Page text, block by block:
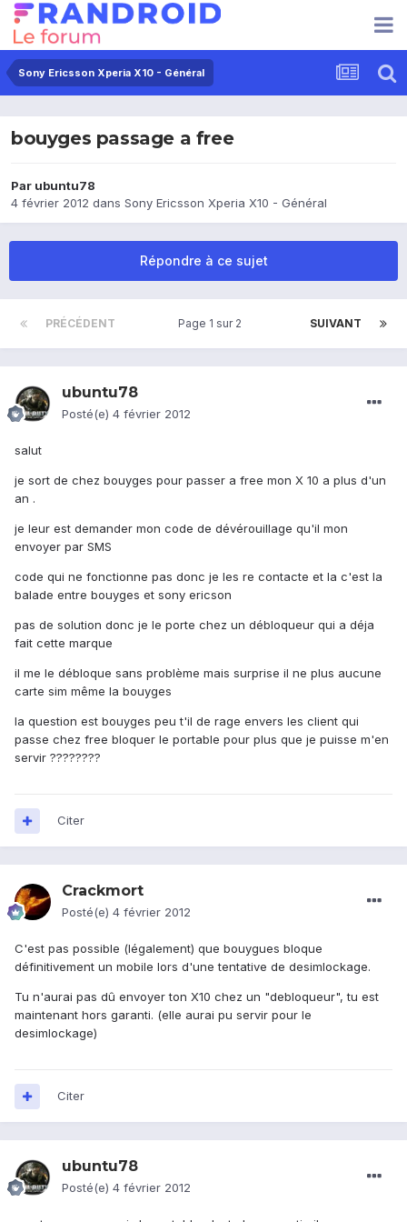
Sony Ericsson Xperia X10 - Général
bouyges passage a free
Par ubuntu78
4 février 2012 dans Sony Ericsson Xperia X10 - Général
Répondre à ce sujet
PRÉCÉDENT SUIVANT
Page 1 sur 2
ubuntu78
Posté(e) 4 février 2012
salut
je sort de chez bouyges pour passer a free mon X 10 a plus d'un
an .
je leur est demander mon code de dévérouillage qu'il mon
envoyer par SMS
code qui ne fonctionne pas donc je les re contacte et la c'est la
balade entre bouyges et sony ericson
pas de solution donc je le porte chez un débloqueur qui a déja
fait cette marque
il me le débloque sans problème mais surprise il ne plus aucune
carte sim même la bouyges
la question est bouyges peu t'il de rage envers les client qui
passe chez free bloquer le portable pour plus que je puisse m'en
servir ????????
Citer
Crackmort
Posté(e) 4 février 2012
C'est pas possible (légalement) que bouygues bloque
définitivement un mobile lors d'une tentative de desimlockage.
Tu n'aurai pas dû envoyer ton X10 chez un "debloqueur", tu est
maintenant hors garanti. (elle aurai pu servir pour le
desimlockage)
Citer
ubuntu78
Posté(e) 4 février 2012